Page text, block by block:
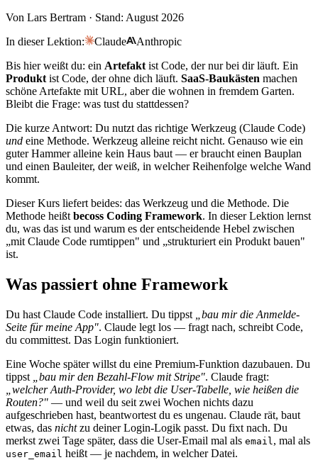
Von Lars Bertram · Stand: August 2026
In dieser Lektion:
Claude
Anthropic
Bis hier weißt du: ein Artefakt ist Code, der nur bei dir läuft. Ein
Produkt ist Code, der ohne dich läuft. SaaS-Baukästen machen
schöne Artefakte mit URL, aber die wohnen in fremdem Garten.
Bleibt die Frage: was tust du stattdessen?
Die kurze Antwort: Du nutzt das richtige Werkzeug (Claude Code)
und eine Methode. Werkzeug alleine reicht nicht. Genauso wie ein
guter Hammer alleine kein Haus baut — er braucht einen Bauplan
und einen Bauleiter, der weiß, in welcher Reihenfolge welche Wand
kommt.
Dieser Kurs liefert beides: das Werkzeug und die Methode. Die
Methode heißt becoss Coding Framework. In dieser Lektion lernst
du, was das ist und warum es der entscheidende Hebel zwischen
„mit Claude Code rumtippen" und „strukturiert ein Produkt bauen"
ist.
Was passiert ohne Framework
Du hast Claude Code installiert. Du tippst
„bau mir die Anmelde-
Seite für meine App". Claude legt los — fragt nach, schreibt Code,
du committest. Das Login funktioniert.
Eine Woche später willst du eine Premium-Funktion dazubauen. Du
tippst
„bau mir den Bezahl-Flow mit Stripe". Claude fragt:
„welcher Auth-Provider, wo lebt die User-Tabelle, wie heißen die
Routen?" — und weil du seit zwei Wochen nichts dazu
aufgeschrieben hast, beantwortest du es ungenau. Claude rät, baut
etwas, das nichtzu deiner Login-Logik passt. Du fixt nach. Du
merkst zwei Tage später, dass die User-Email mal als email , mal als
user_email heißt — je nachdem, in welcher Datei.